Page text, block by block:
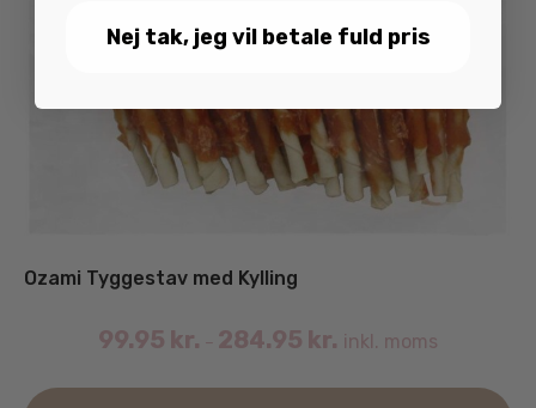
Ozami Tyggestav med Kylling
99.95 kr. – 284.95 kr. inkl. moms
Nej tak, jeg vil betale fuld pris